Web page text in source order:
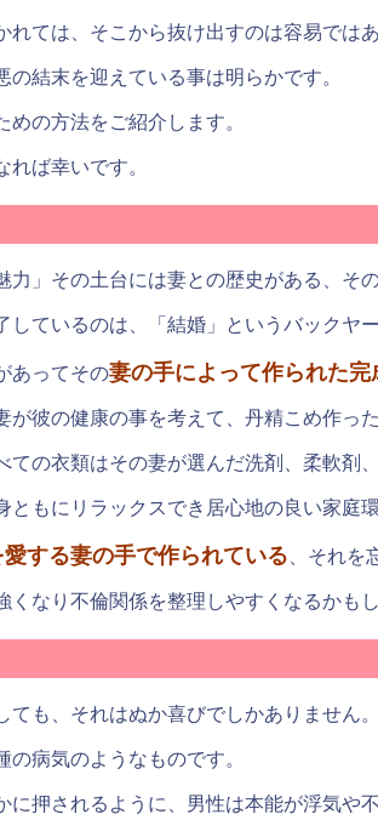
ては、そこから抜け出すのは容易ではあ
結末を迎えている事は明らかです。
の方法をご紹介します。
ば幸いです。
」その土台には妻との歴史がある、そ
ているのは、「結婚」というバックヤ
あってその妻の手によって作られた完
彼の健康の事を考えて、丹精こめ作っ
の衣類はその妻が選んだ洗剤、柔軟剤
もにリラックスでき居心地の良い家庭
する妻の手で作られている 、それを
なり不倫関係を整理しやすくなるかもし
も、それはぬか喜びでしかありません。
病気のようなものです。
押されるように、男性は本能が浮気や